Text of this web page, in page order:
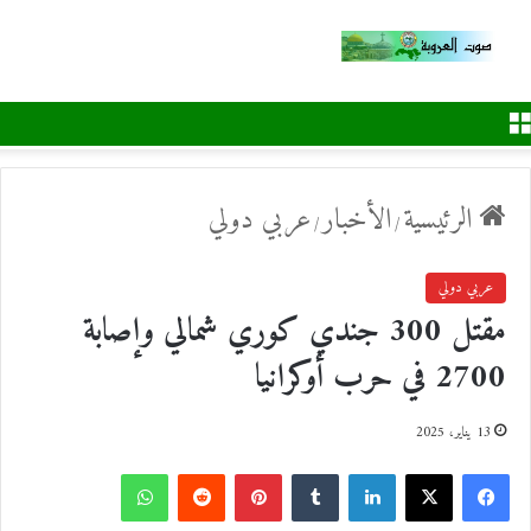
الرئيسية/الأخبار/عربي دولي
عربي دولي
مقتل 300 جندي كوري شمالي وإصابة
2700 في حرب أوكرانيا
13 يناير، 2025